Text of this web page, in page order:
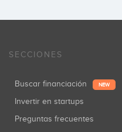
SECCIONES
Buscar financiación NEW
Invertir en startups
Preguntas frecuentes